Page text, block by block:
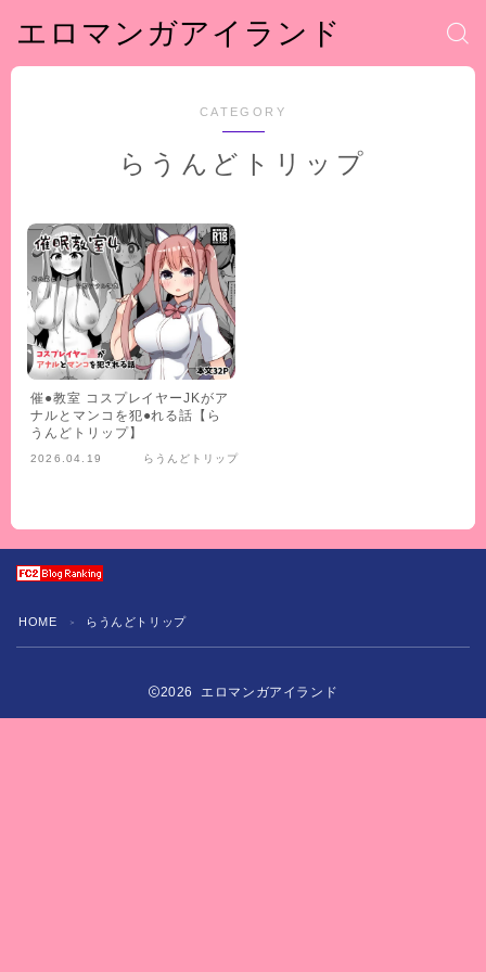
エロマンガアイランド
CATEGORY
らうんどトリップ
催●教室 コスプレイヤーJKがア
ナルとマンコを犯●れる話【ら
うんどトリップ】
2026.04.19 らうんどトリップ
HOME ＞ らうんどトリップ
2026 エロマンガアイランド